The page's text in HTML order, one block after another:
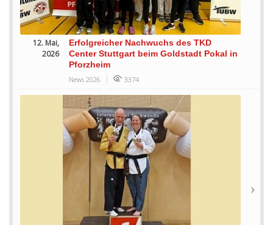
12. Mai,
2026
Erfolgreicher Nachwuchs des TKD
Center Stuttgart beim Goldstadt Pokal in
Pforzheim
News 2026 3374